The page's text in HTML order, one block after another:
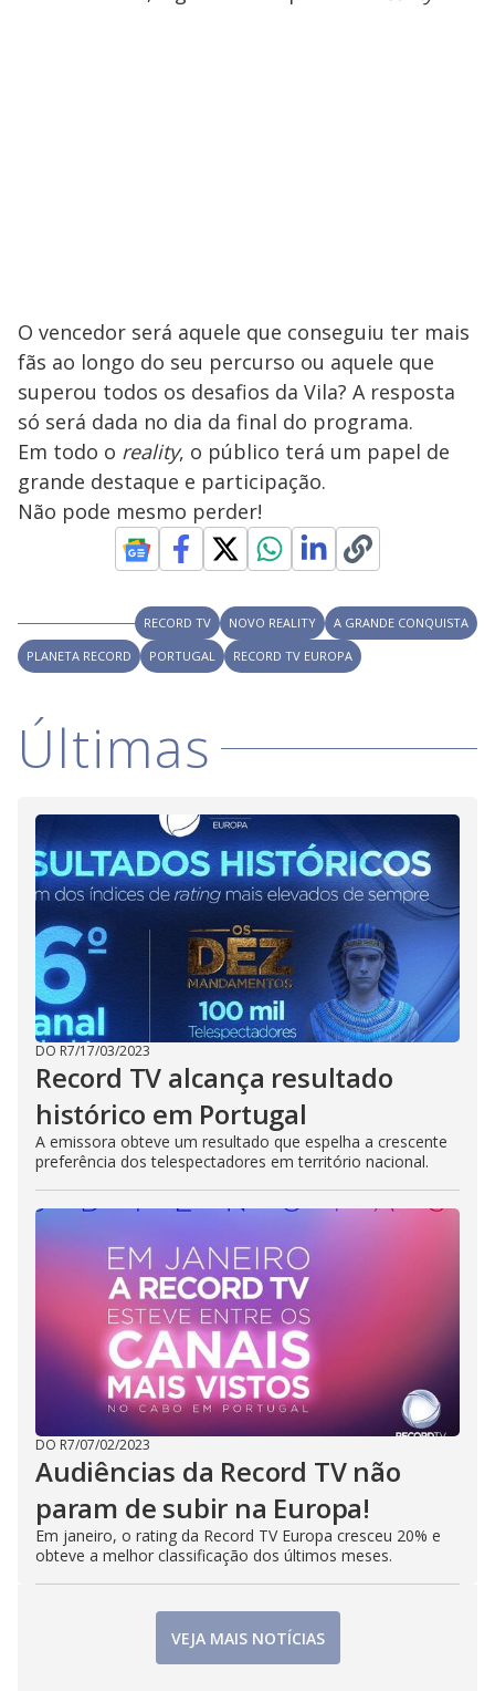
O vencedor será aquele que conseguiu ter mais
fãs ao longo do seu percurso ou aquele que
superou todos os desafios da Vila? A resposta
só será dada no dia da final do programa.
Em todo o reality, o público terá um papel de
grande destaque e participação.
Não pode mesmo perder!
RECORD TV NOVO REALITY
A GRANDE CONQUISTA
PLANETA RECORD
PORTUGAL RECORD TV EUROPA
Últimas
DO R7/17/03/2023
Record TV alcança resultado
histórico em Portugal
A emissora obteve um resultado que espelha a crescente
preferência dos telespectadores em território nacional.
DO R7/07/02/2023
Audiências da Record TV não
param de subir na Europa!
Em janeiro, o rating da Record TV Europa cresceu 20% e
obteve a melhor classificação dos últimos meses.
VEJA MAIS NOTÍCIAS